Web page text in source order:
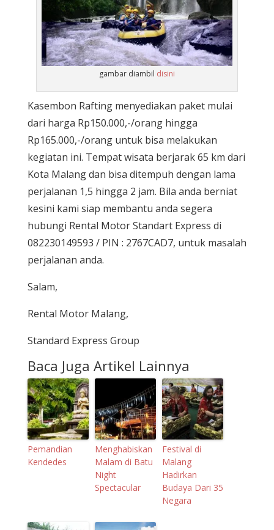
gambar diambil disini
Kasembon Rafting menyediakan paket mulai
dari harga Rp150.000,-/orang hingga
Rp165.000,-/orang untuk bisa melakukan
kegiatan ini. Tempat wisata berjarak 65 km dari
Kota Malang dan bisa ditempuh dengan lama
perjalanan 1,5 hingga 2 jam. Bila anda berniat
kesini kami siap membantu anda segera
hubungi Rental Motor Standart Express di
082230149593 / PIN : 2767CAD7, untuk masalah
perjalanan anda.
Salam,
Rental Motor Malang,
Standard Express Group
Baca Juga Artikel Lainnya
Pemandian
Kendedes
Menghabiskan
Malam di Batu
Night
Spectacular
Festival di
Malang
Hadirkan
Budaya Dari 35
Negara